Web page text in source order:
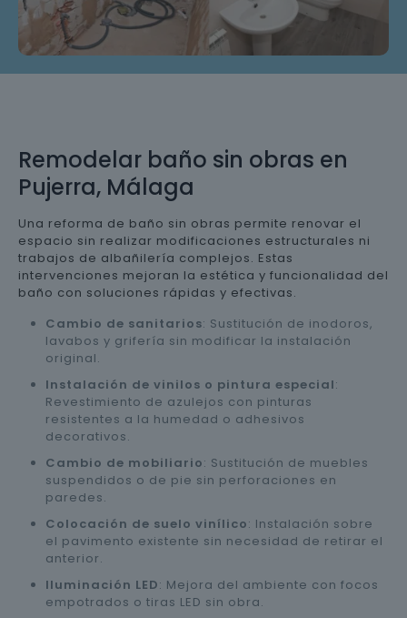
Remodelar baño sin obras en
Pujerra, Málaga
Una reforma de baño sin obras permite renovar el
espacio sin realizar modificaciones estructurales ni
trabajos de albañilería complejos. Estas
intervenciones mejoran la estética y funcionalidad del
baño con soluciones rápidas y efectivas.
Cambio de sanitarios: Sustitución de inodoros,
lavabos y grifería sin modificar la instalación
original.
Instalación de vinilos o pintura especial:
Revestimiento de azulejos con pinturas
resistentes a la humedad o adhesivos
decorativos.
Cambio de mobiliario: Sustitución de muebles
suspendidos o de pie sin perforaciones en
paredes.
Colocación de suelo vinílico: Instalación sobre
el pavimento existente sin necesidad de retirar el
anterior.
Iluminación LED: Mejora del ambiente con focos
empotrados o tiras LED sin obra.